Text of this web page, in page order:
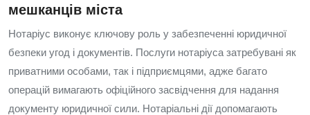
мешканців міста
Нотаріус виконує ключову роль у забезпеченні юридичної
безпеки угод і документів. Послуги нотаріуса затребувані як
приватними особами, так і підприємцями, адже багато
операцій вимагають офіційного засвідчення для надання
документу юридичної сили. Нотаріальні дії допомагають